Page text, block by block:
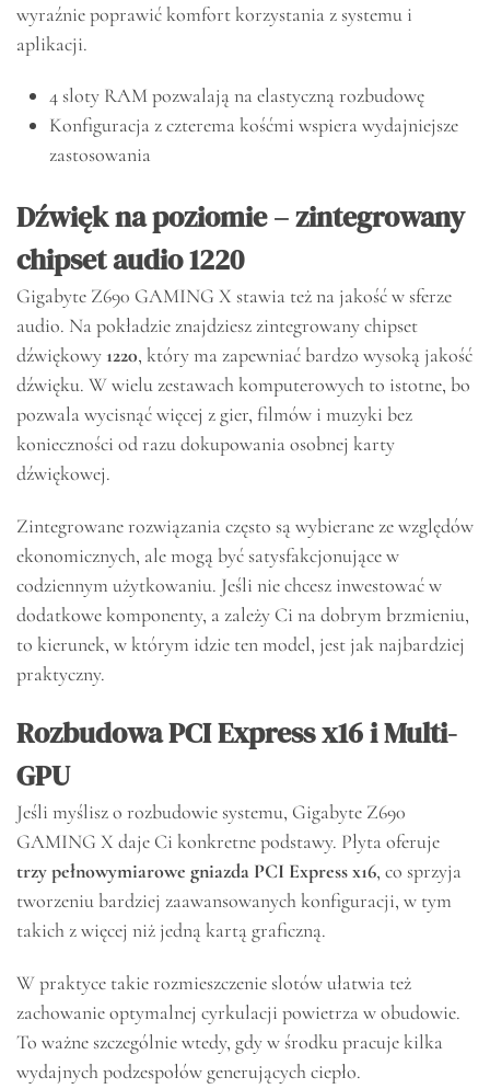
wyraźnie poprawić komfort korzystania z systemu i
aplikacji.
4 sloty RAM pozwalają na elastyczną rozbudowę
Konfiguracja z czterema kośćmi wspiera wydajniejsze
zastosowania
Dźwięk na poziomie – zintegrowany
chipset audio 1220
Gigabyte Z690 GAMING X stawia też na jakość w sferze
audio. Na pokładzie znajdziesz zintegrowany chipset
dźwiękowy 1220, który ma zapewniać bardzo wysoką jakość
dźwięku. W wielu zestawach komputerowych to istotne, bo
pozwala wycisnąć więcej z gier, filmów i muzyki bez
konieczności od razu dokupowania osobnej karty
dźwiękowej.
Zintegrowane rozwiązania często są wybierane ze względów
ekonomicznych, ale mogą być satysfakcjonujące w
codziennym użytkowaniu. Jeśli nie chcesz inwestować w
dodatkowe komponenty, a zależy Ci na dobrym brzmieniu,
to kierunek, w którym idzie ten model, jest jak najbardziej
praktyczny.
Rozbudowa PCI Express x16 i Multi-
GPU
Jeśli myślisz o rozbudowie systemu, Gigabyte Z690
GAMING X daje Ci konkretne podstawy. Płyta oferuje
trzy pełnowymiarowe gniazda PCI Express x16, co sprzyja
tworzeniu bardziej zaawansowanych konfiguracji, w tym
takich z więcej niż jedną kartą graficzną.
W praktyce takie rozmieszczenie slotów ułatwia też
zachowanie optymalnej cyrkulacji powietrza w obudowie.
To ważne szczególnie wtedy, gdy w środku pracuje kilka
wydajnych podzespołów generujących ciepło.